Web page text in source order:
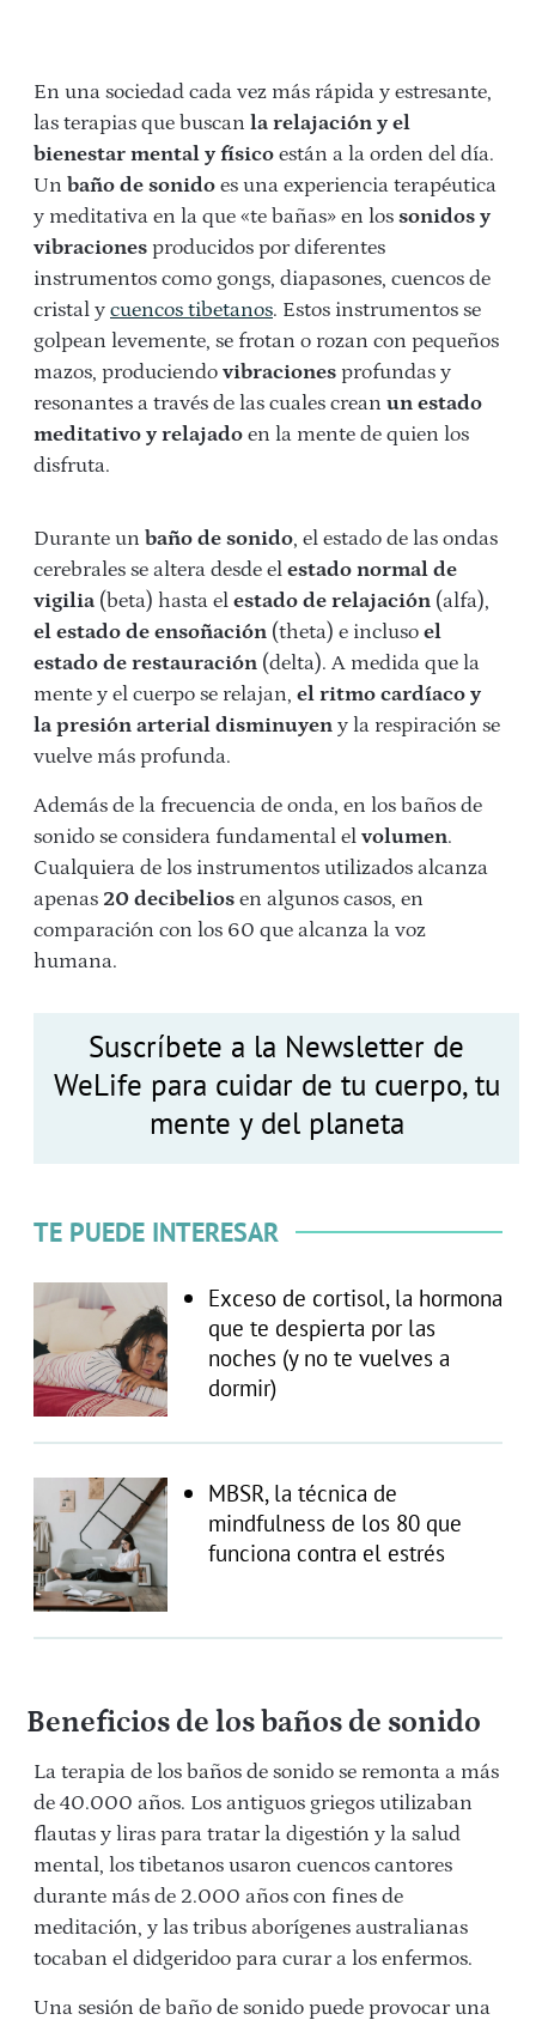
En una sociedad cada vez más rápida y estresante,
las terapias que buscan la relajación y el
bienestar mental y físico están a la orden del día.
Un baño de sonido es una experiencia terapéutica
y meditativa en la que «te bañas» en los sonidos y
vibraciones producidos por diferentes
instrumentos como gongs, diapasones, cuencos de
cristal y cuencos tibetanos. Estos instrumentos se
golpean levemente, se frotan o rozan con pequeños
mazos, produciendo vibraciones profundas y
resonantes a través de las cuales crean un estado
meditativo y relajado en la mente de quien los
disfruta.
Durante un baño de sonido, el estado de las ondas
cerebrales se altera desde el estado normal de
vigilia (beta) hasta el estado de relajación (alfa),
el estado de ensoñación (theta) e incluso el
estado de restauración (delta). A medida que la
mente y el cuerpo se relajan, el ritmo cardíaco y
la presión arterial disminuyen y la respiración se
vuelve más profunda.
Además de la frecuencia de onda, en los baños de
sonido se considera fundamental el volumen.
Cualquiera de los instrumentos utilizados alcanza
apenas 20 decibelios en algunos casos, en
comparación con los 60 que alcanza la voz
humana.
Suscríbete a la Newsletter de
WeLife para cuidar de tu cuerpo, tu
mente y del planeta
TE PUEDE INTERESAR
Exceso de cortisol, la hormona
que te despierta por las
noches (y no te vuelves a
dormir)
MBSR, la técnica de
mindfulness de los 80 que
funciona contra el estrés
Beneficios de los baños de sonido
La terapia de los baños de sonido se remonta a más
de 40.000 años. Los antiguos griegos utilizaban
flautas y liras para tratar la digestión y la salud
mental, los tibetanos usaron cuencos cantores
durante más de 2.000 años con fines de
meditación, y las tribus aborígenes australianas
tocaban el didgeridoo para curar a los enfermos.
Una sesión de baño de sonido puede provocar una